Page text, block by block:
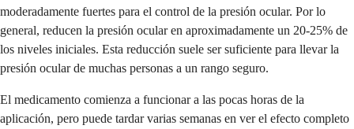
moderadamente fuertes para el control de la presión ocular. Por lo
general, reducen la presión ocular en aproximadamente un 20-25% de
los niveles iniciales. Esta reducción suele ser suficiente para llevar la
presión ocular de muchas personas a un rango seguro.
El medicamento comienza a funcionar a las pocas horas de la
aplicación, pero puede tardar varias semanas en ver el efecto completo